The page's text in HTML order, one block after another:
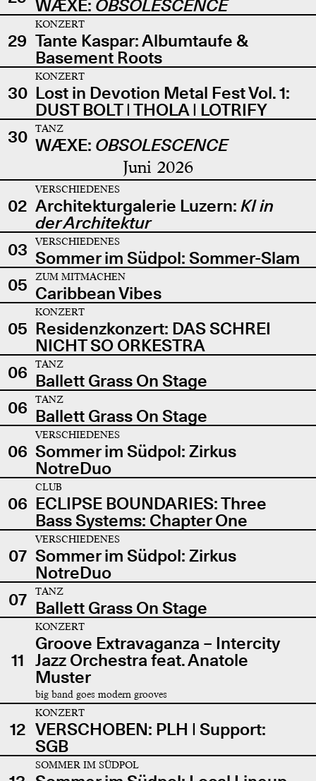
WÆXE: OBSOLESCENCE
29
KONZERT
Tante Kaspar: Albumtaufe &
Basement Roots
30
KONZERT
Lost in Devotion Metal Fest Vol. 1:
DUST BOLT | THOLA | LOTRIFY
30
TANZ
WÆXE: OBSOLESCENCE
Juni 2026
02
VERSCHIEDENES
Architekturgalerie Luzern: KI in
der Architektur
03
VERSCHIEDENES
Sommer im Südpol: Sommer-Slam
05
ZUM MITMACHEN
Caribbean Vibes
05
KONZERT
Residenzkonzert: DAS SCHREI
NICHT SO ORKESTRA
06
TANZ
Ballett Grass On Stage
06
TANZ
Ballett Grass On Stage
06
VERSCHIEDENES
Sommer im Südpol: Zirkus
NotreDuo
06
CLUB
ECLIPSE BOUNDARIES: Three
Bass Systems: Chapter One
07
VERSCHIEDENES
Sommer im Südpol: Zirkus
NotreDuo
07
TANZ
Ballett Grass On Stage
11
KONZERT
Groove Extravaganza – Intercity
Jazz Orchestra feat. Anatole
Muster
big band goes modern grooves
12
KONZERT
VERSCHOBEN: PLH | Support:
SGB
SOMMER IM SÜDPOL